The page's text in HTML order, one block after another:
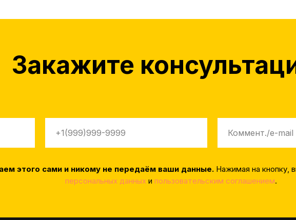
Закажите
этого сами и никому не передаём ваши данные.Нажимая на кнопку,
персональных данныхи пользовательским соглашением.